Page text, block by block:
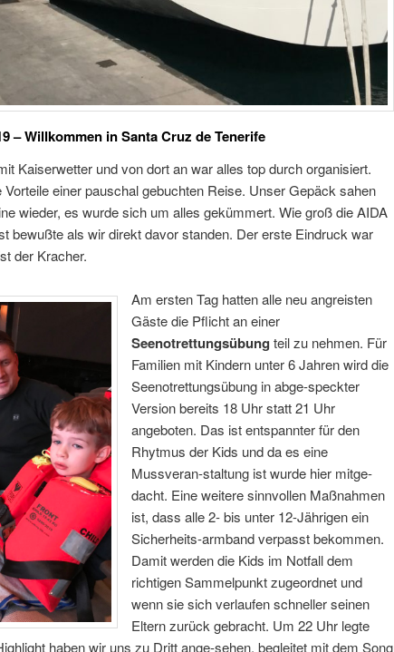
– Willkommen in Santa Cruz de Tenerife
Kaiserwetter und von dort an war alles top durch organisiert.
Vorteile einer pauschal gebuchten Reise. Unser Gepäck sahen
wieder, es wurde sich um alles gekümmert. Wie groß die AIDA
bewußte als wir direkt davor standen. Der erste Eindruck war
der Kracher.
Am ersten Tag hatten alle neu angreisten
Gäste die Pflicht an einer
Seenotrettungsübung teil zu nehmen. Für
Familien mit Kindern unter 6 Jahren wird die
Seenotrettungsübung in abge-speckter
Version bereits 18 Uhr statt 21 Uhr
angeboten. Das ist entspannter für den
Rhytmus der Kids und da es eine
Mussveran-staltung ist wurde hier mitge-
dacht. Eine weitere sinnvollen Maßnahmen
ist, dass alle 2- bis unter 12-Jährigen ein
Sicherheits-armband verpasst bekommen.
Damit werden die Kids im Notfall dem
richtigen Sammelpunkt zugeordnet und
wenn sie sich verlaufen schneller seinen
Eltern zurück gebracht. Um 22 Uhr legte
haben wir uns zu Dritt ange-sehen, begleitet mit dem Song